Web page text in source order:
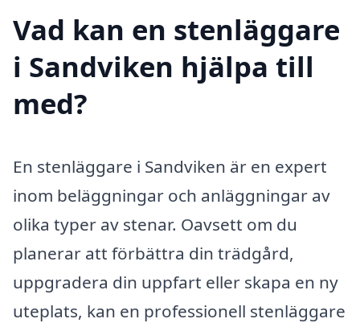
Vad kan en stenläggare
i Sandviken hjälpa till
med?
En stenläggare i Sandviken är en expert
inom beläggningar och anläggningar av
olika typer av stenar. Oavsett om du
planerar att förbättra din trädgård,
uppgradera din uppfart eller skapa en ny
uteplats, kan en professionell stenläggare